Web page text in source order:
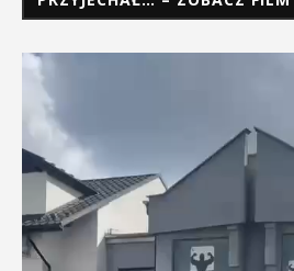
Odtwarzacz